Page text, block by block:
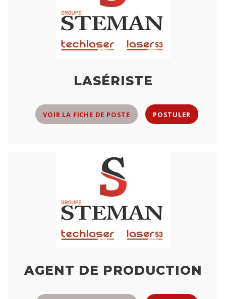
LASÉRISTE
VOIR LA FICHE DE POSTE POSTULER
AGENT DE PRODUCTION